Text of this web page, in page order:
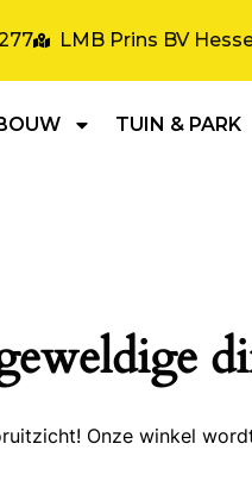
LMB Prins BV
TUIN & PARK
Onze winkel